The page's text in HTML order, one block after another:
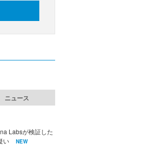
ニュース
Labsが検証した
い
NEW